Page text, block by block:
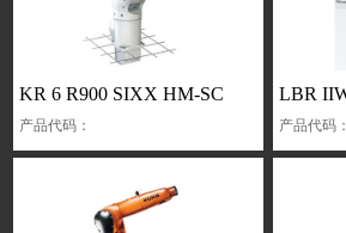
KR 6 R900 SIXX HM-SC
产品代码：
LBR
产品代码：